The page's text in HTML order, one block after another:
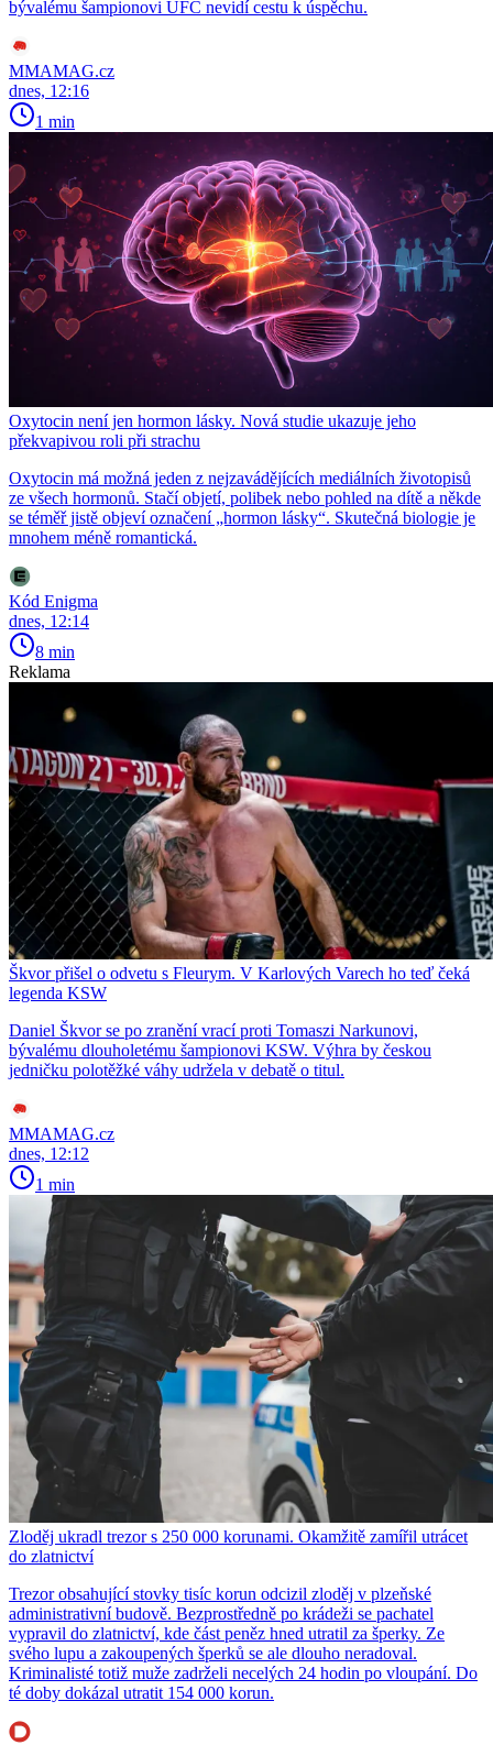
bývalému šampionovi UFC nevidí cestu k úspěchu.
MMAMAG.cz
dnes, 12:16
1 min
Oxytocin není jen hormon lásky. Nová studie ukazuje jeho
překvapivou roli při strachu
Oxytocin má možná jeden z nejzavádějících mediálních životopisů
ze všech hormonů. Stačí objetí, polibek nebo pohled na dítě a někde
se téměř jistě objeví označení „hormon lásky“. Skutečná biologie je
mnohem méně romantická.
Kód Enigma
dnes, 12:14
8 min
Reklama
Škvor přišel o odvetu s Fleurym. V Karlových Varech ho teď čeká
legenda KSW
Daniel Škvor se po zranění vrací proti Tomaszi Narkunovi,
bývalému dlouholetému šampionovi KSW. Výhra by českou
jedničku polotěžké váhy udržela v debatě o titul.
MMAMAG.cz
dnes, 12:12
1 min
Zloděj ukradl trezor s 250 000 korunami. Okamžitě zamířil utrácet
do zlatnictví
Trezor obsahující stovky tisíc korun odcizil zloděj v plzeňské
administrativní budově. Bezprostředně po krádeži se pachatel
vypravil do zlatnictví, kde část peněz hned utratil za šperky. Ze
svého lupu a zakoupených šperků se ale dlouho neradoval.
Kriminalisté totiž muže zadrželi necelých 24 hodin po vloupání. Do
té doby dokázal utratit 154 000 korun.